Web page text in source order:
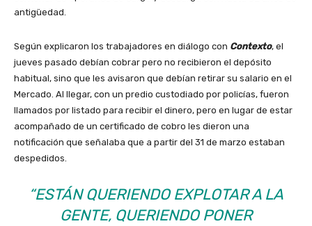
antigüedad.
Según explicaron los trabajadores en diálogo con Contexto, el
jueves pasado debían cobrar pero no recibieron el depósito
habitual, sino que les avisaron que debían retirar su salario en el
Mercado. Al llegar, con un predio custodiado por policías, fueron
llamados por listado para recibir el dinero, pero en lugar de estar
acompañado de un certificado de cobro les dieron una
notificación que señalaba que a partir del 31 de marzo estaban
despedidos.
“ESTÁN QUERIENDO EXPLOTAR A LA
GENTE, QUERIENDO PONER